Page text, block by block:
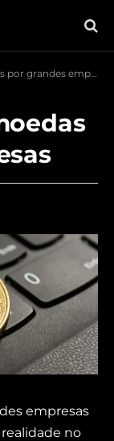
grandes empresas
empresas
no